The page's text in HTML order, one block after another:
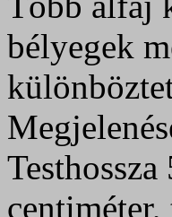
bélyegek